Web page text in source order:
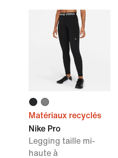
Matériaux recyclés
Nike Pro
Legging taille mi-
haute à